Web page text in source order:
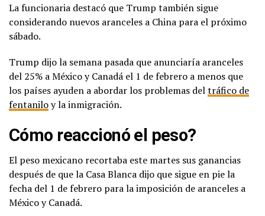
La funcionaria destacó que Trump también sigue
considerando nuevos aranceles a China para el próximo
sábado.
Trump dijo la semana pasada que anunciaría aranceles
del 25% a México y Canadá el 1 de febrero a menos que
los países ayuden a abordar los problemas deltráfico de
fentaniloy la inmigración.
Cómo reaccionó el peso?
El peso mexicano recortaba este martes sus ganancias
después de que la Casa Blanca dijo que sigue en pie la
fecha del 1 de febrero para la imposición de aranceles a
México y Canadá.